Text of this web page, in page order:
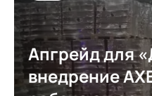
Апгрейд для
внедрение